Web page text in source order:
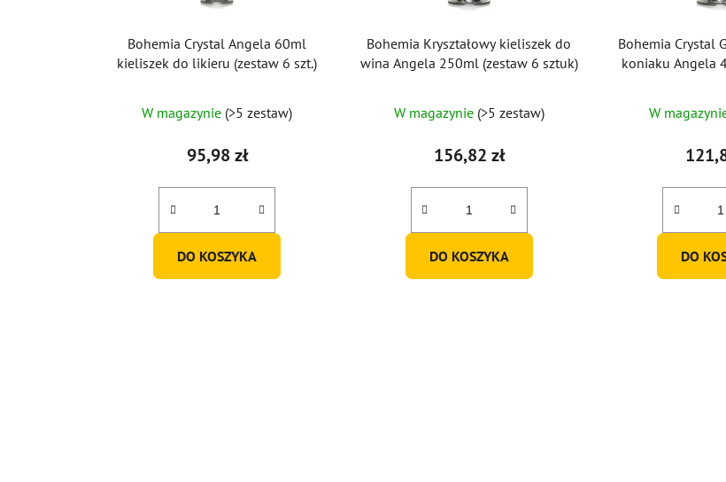
Bohemia Crystal Angela 60ml
kieliszek do likieru (zestaw 6 szt.)
W magazynie (>5 zestaw)
95,98 zł
DO KOSZYKA
Bohemia Kryształowy kieliszek do
wina Angela 250ml (zestaw 6 sztuk)
W magazynie (>5 zestaw)
156,82 zł
DO KOSZYKA
Bohemia Crystal
koniaku Angela
W
DO